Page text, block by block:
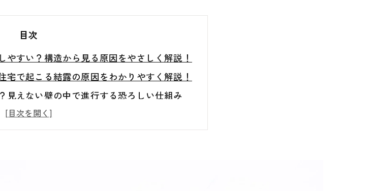
目次
やすい？構造から見る原因をやさしく解説！
宅で起こる結露の原因をわかりやすく解説！
見えない壁の中で進行する恐ろしい仕組み
なぜ？鉄骨造住宅に多い特徴を徹底解説！
発を防げない本当の理由を徹底解説！